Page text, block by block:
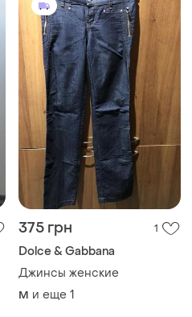
375 грн 1
Dolce & Gabbana
Джинсы женские
M и еще 1